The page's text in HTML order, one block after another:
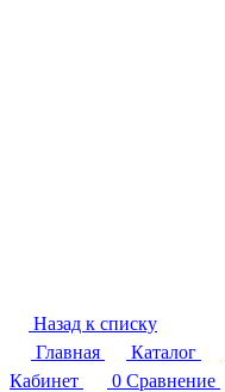
Назад к списку
Главная
Каталог
Кабинет
0 Сравнение